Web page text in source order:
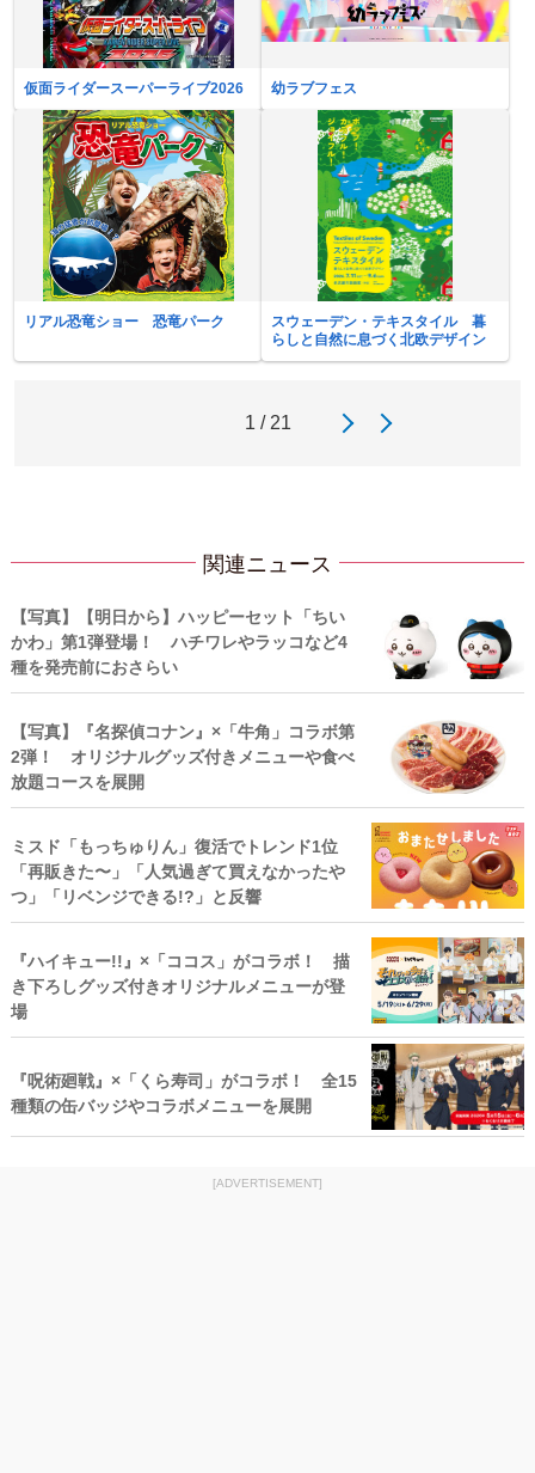
仮面ライダースーパーライブ2026 幼ラブフェス
リアル恐竜ショー 恐竜パーク
スウェーデン・テキスタイル 暮
らしと自然に息づく北欧デザイン
1 / 21
関連ニュース
【写真】【明日から】ハッピーセット「ちい
かわ」第1弾登場！ ハチワレやラッコなど4
種を発売前におさらい
【写真】『名探偵コナン』×「牛角」コラボ第
2弾！ オリジナルグッズ付きメニューや食べ
放題コースを展開
ミスド「もっちゅりん」復活でトレンド1位
「再販きた〜」「人気過ぎて買えなかったや
つ」「リベンジできる!?」と反響
『ハイキュー!!』×「ココス」がコラボ！ 描
き下ろしグッズ付きオリジナルメニューが登
場
『呪術廻戦』×「くら寿司」がコラボ！ 全15
種類の缶バッジやコラボメニューを展開
[ADVERTISEMENT]